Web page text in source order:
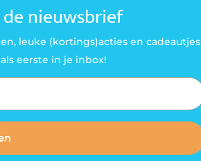
nieuwsbrief
leuke (kortings)acties en cadeautjes
eerste in je inbox!